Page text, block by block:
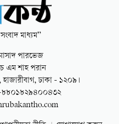
মাধ্যম”
পারভেজ
এম শাহ পরান
ঢাকা - ১২০৯।